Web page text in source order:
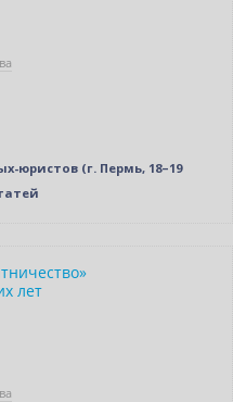
юристов (г. Пермь, 18–19